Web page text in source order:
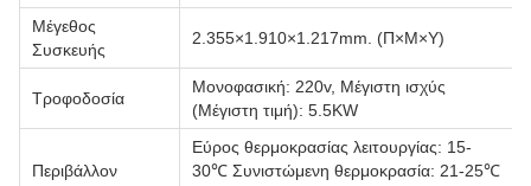
Μέγεθος
Συσκευής
2.355×1.910×1.217mm. (Π×Μ×Υ)
Τροφοδοσία
Μονοφασική: 220v, Μέγιστη ισχύς
(Μέγιστη τιμή): 5.5KW
Περιβάλλον
Εύρος θερμοκρασίας λειτουργίας: 15-
30℃ Συνιστώμενη θερμοκρασία: 21-25℃